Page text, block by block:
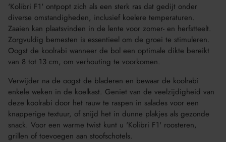
'Kolibri F1' ontpopt zich als een sterk ras dat gedijt onder
diverse omstandigheden, inclusief koelere temperaturen.
Zaaien kan plaatsvinden in de lente voor zomer- en herfstteelt.
Zorgvuldig bemesten is essentieel om de groei te stimuleren.
Oogst de koolrabi wanneer de bol een optimale dikte bereikt
van 8 tot 13 cm, om verhouting te voorkomen.
Verwijder na de oogst de bladeren en bewaar de koolrabi
enkele weken in de koelkast. Geniet van de veelzijdigheid van
deze koolrabi door het rauw te raspen in salades voor een
knapperige textuur, of snijd het in dunne plakjes als gezonde
snack. Voor een warme twist kunt u 'Kolibri F1' roosteren,
grillen of toevoegen aan stoofschotels.